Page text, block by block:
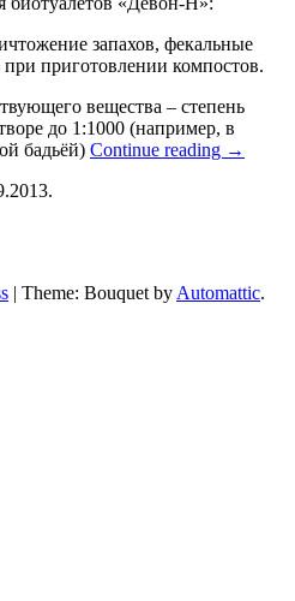
запахов, фекальные
приготовлении компостов.
вещества – степень
до 1:1000 (например, в
бадьёй) Continue reading →
| Theme: Bouquet by Automattic.